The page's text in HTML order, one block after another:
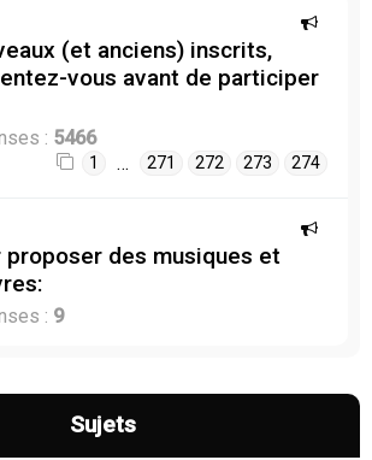
(et anciens) inscrits,
vous avant de participer
: 5466
1 … 271 272 273 274
proposer des musiques et
: 9
Sujets